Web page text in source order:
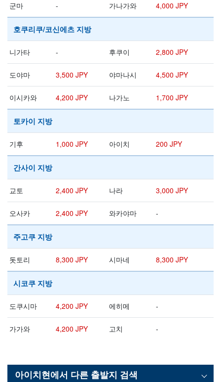
군마 - 가나가와 4,000 JPY
호쿠리쿠/코신에츠 지방
니가타 - 후쿠이 2,800 JPY
도야마 3,500 JPY 야마나시 4,500 JPY
이시카와 4,200 JPY 나가노 1,700 JPY
토카이 지방
기후 1,000 JPY 아이치 200 JPY
간사이 지방
교토 2,400 JPY 나라 3,000 JPY
오사카 2,400 JPY 와카야마 -
주고쿠 지방
돗토리 8,300 JPY 시마네 8,300 JPY
시코쿠 지방
도쿠시마 4,200 JPY 에히메 -
가가와 4,200 JPY 고치 -
아이치현에서 다른 출발지 검색